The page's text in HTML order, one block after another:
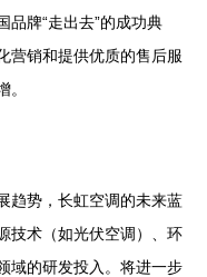
品牌“走出去”的成功典
营销和提供优质的售后服
趋势，长虹空调的未来蓝
技术（如光伏空调）、环
域的研发投入。将进一步